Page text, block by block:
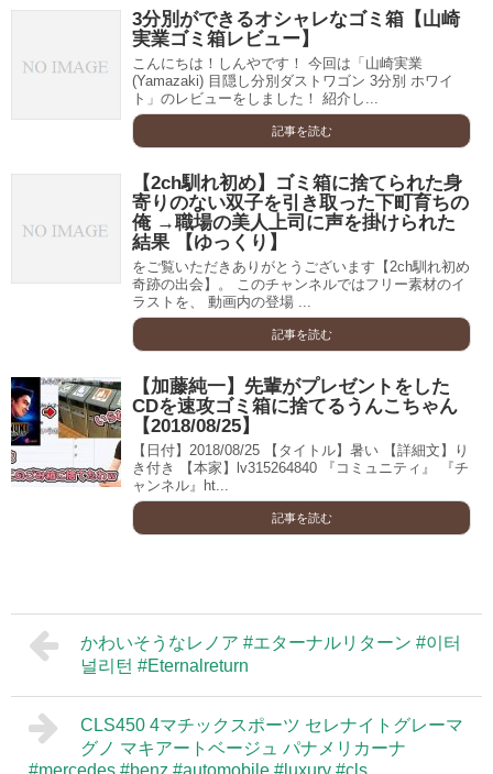
3分別ができるオシャレなゴミ箱【山崎
実業ゴミ箱レビュー】
こんにちは！しんやです！ 今回は「山崎実業
(Yamazaki) 目隠し分別ダストワゴン 3分別 ホワイ
ト」のレビューをしました！ 紹介し...
記事を読む
【2ch馴れ初め】ゴミ箱に捨てられた身
寄りのない双子を引き取った下町育ちの
俺 →職場の美人上司に声を掛けられた
結果 【ゆっくり】
をご覧いただきありがとうございます【2ch馴れ初め
奇跡の出会】。 このチャンネルではフリー素材のイ
ラストを、 動画内の登場 ...
記事を読む
【加藤純一】先輩がプレゼントをした
CDを速攻ゴミ箱に捨てるうんこちゃん
【2018/08/25】
【日付】2018/08/25 【タイトル】暑い 【詳細文】り
き付き 【本家】lv315264840 『コミュニティ』 『チ
ャンネル』ht...
記事を読む
かわいそうなレノア #エターナルリターン #이터
널리턴 #Eternalreturn
CLS450 4マチックスポーツ セレナイトグレーマ
グノ マキアートベージュ パナメリカーナ
#mercedes #benz #automobile #luxury #cls